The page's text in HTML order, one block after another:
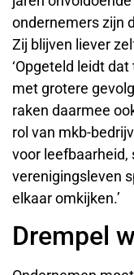
ondernemers zijn
Zij blijven liever
‘Opgeteld leidt
met grotere
raken daarmee
rol van mkb-
voor leefbaarheid,
verenigingsleven
elkaar omkijken.’
Drempel